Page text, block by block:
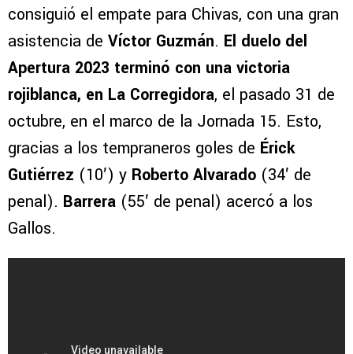
consiguió el empate para Chivas, con una gran
asistencia de Víctor Guzmán. El duelo del
Apertura 2023 terminó con una victoria
rojiblanca, en La Corregidora, el pasado 31 de
octubre, en el marco de la Jornada 15. Esto,
gracias a los tempraneros goles de Érick
Gutiérrez (10′) y Roberto Alvarado (34′ de
penal). Barrera (55′ de penal) acercó a los
Gallos.